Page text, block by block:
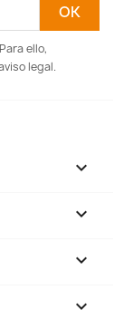
ello,
legal.



keyboard_arrow_down